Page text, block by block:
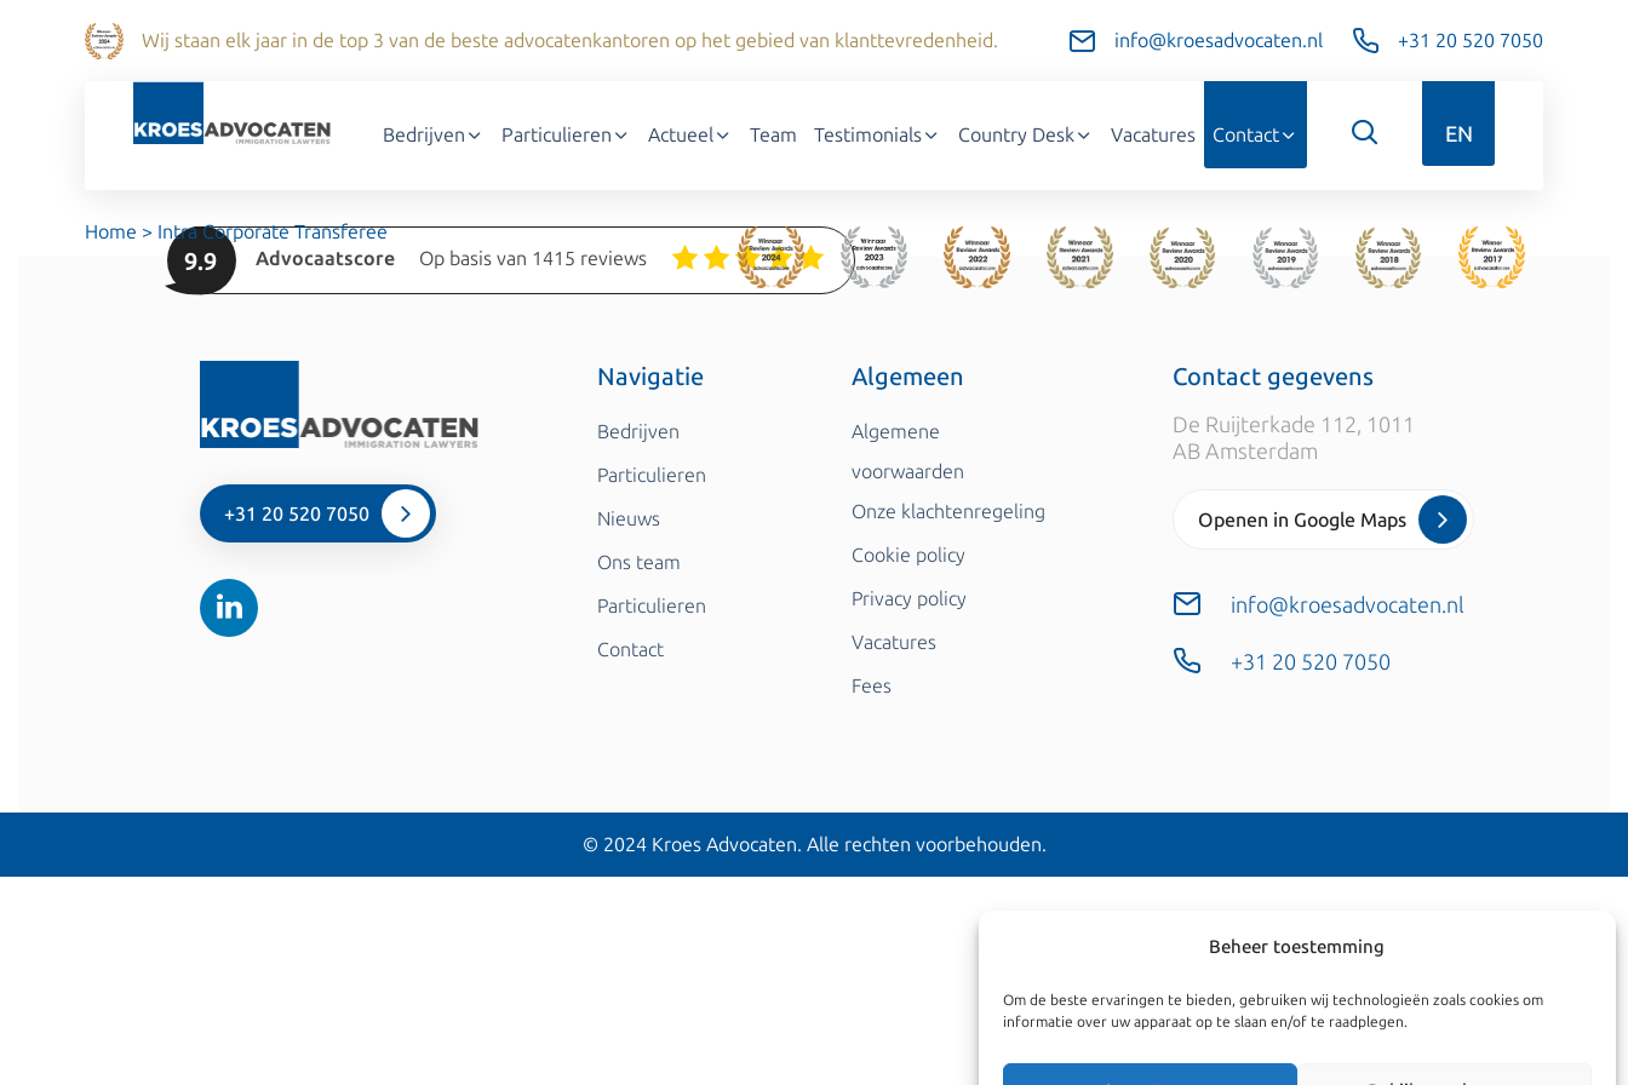
Beheer toestemming
Om de beste ervaringen te bieden, gebruiken wij technologieën zoals cookies om
informatie over uw apparaat op te slaan en/of te raadplegen.
Wij staan elk jaar in de top 3 van de beste advocatenkantoren op het gebied van klanttevredenheid. info@kroesadvocaten.nl +31 20 520 7050
Bedrijven Particulieren Actueel Team Testimonials Country Desk Vacatures Contact EN
Home > Intra Corporate Transferee
9.9 Advocaatscore Op basis van 1415 reviews
+31 20 520 7050
Navigatie
Bedrijven
Particulieren
Nieuws
Ons team
Particulieren
Contact
Algemeen
Algemene
voorwaarden
Onze klachtenregeling
Cookie policy
Privacy policy
Vacatures
Fees
Contact gegevens
De Ruijterkade 112, 1011
AB Amsterdam
Openen in Google Maps
info@kroesadvocaten.nl
+31 20 520 7050
© 2024 Kroes Advocaten. Alle rechten voorbehouden.